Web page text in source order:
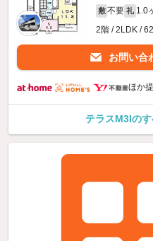
敷 不要 礼 1.0
2階 / 2LDK /
お問い合
ほか
テラスM3Iの